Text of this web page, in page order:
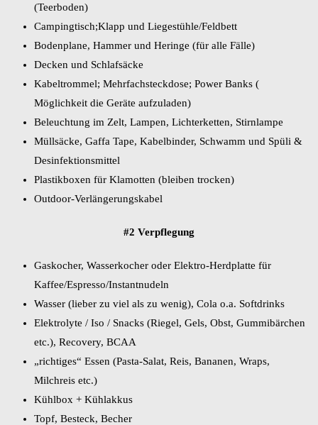
(Teerboden)
Campingtisch;Klapp und Liegestühle/Feldbett
Bodenplane, Hammer und Heringe (für alle Fälle)
Decken und Schlafsäcke
Kabeltrommel; Mehrfachsteckdose; Power Banks (
Möglichkeit die Geräte aufzuladen)
Beleuchtung im Zelt, Lampen, Lichterketten, Stirnlampe
Müllsäcke, Gaffa Tape, Kabelbinder, Schwamm und Spüli &
Desinfektionsmittel
Plastikboxen für Klamotten (bleiben trocken)
Outdoor-Verlängerungskabel
#2 Verpflegung
Gaskocher, Wasserkocher oder Elektro-Herdplatte für
Kaffee/Espresso/Instantnudeln
Wasser (lieber zu viel als zu wenig), Cola o.a. Softdrinks
Elektrolyte / Iso / Snacks (Riegel, Gels, Obst, Gummibärchen
etc.), Recovery, BCAA
„richtiges“ Essen (Pasta-Salat, Reis, Bananen, Wraps,
Milchreis etc.)
Kühlbox + Kühlakkus
Topf, Besteck, Becher